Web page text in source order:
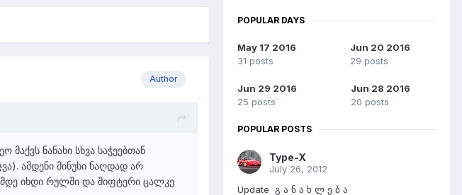
Author
მაქვს ნანახი სხვა საჭეებთან
ამდენი მინუსი ნაღდად არ
მდე იხდი რულში და შიფტერი ცალკე
POPULAR DAYS
May 17 2016
31 posts
Jun 20 2016
29 posts
Jun 29 2016
25 posts
Jun 28 2016
20 posts
POPULAR POSTS
Type-X
July 26, 2012
Update გ ა ნ ა ხ ლ ე ბ ა